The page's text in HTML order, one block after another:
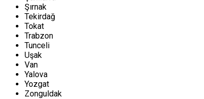
Şırnak
Tekirdağ
Tokat
Trabzon
Tunceli
Uşak
Van
Yalova
Yozgat
Zonguldak